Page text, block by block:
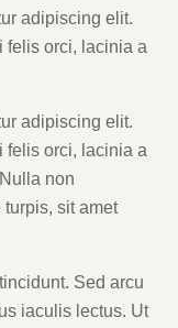
adipiscing elit.
felis orci, lacinia a
adipiscing elit.
felis orci, lacinia a
non
sit amet
Sed arcu
iaculis lectus. Ut